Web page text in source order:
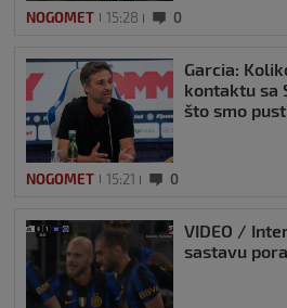
NOGOMET 15:28 0
Garcia:
kontaktu sa
što smo
NOGOMET 15:21 0
VIDEO /
sastavu